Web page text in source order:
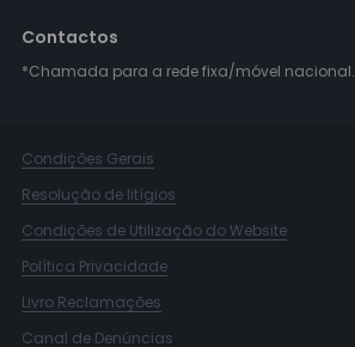
Contactos
*Chamada para a rede fixa/móvel nacional.
Condições Gerais
Resolução de litígios
Condições de Utilização do Website
Política Privacidade
Livro Reclamações
Canal de Denúncias